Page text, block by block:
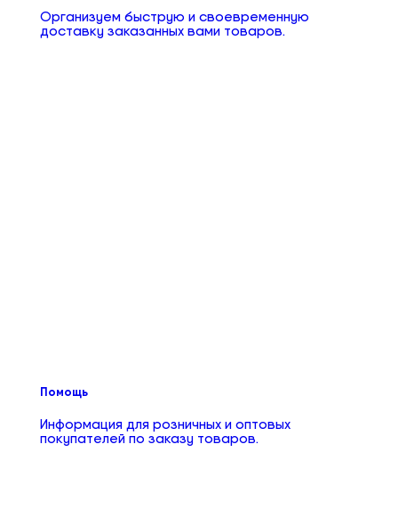
Организуем быструю и своевременную
доставку заказанных вами товаров.
Помощь
Информация для розничных и оптовых
покупателей по заказу товаров.